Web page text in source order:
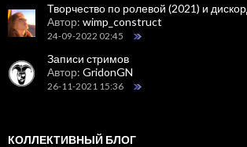
Творчество по ролевой (2021) и
Автор: wimp_construct
24-09-2022 02:45
Записи стримов
Автор: GridonGN
26-11-2021 15:36
КОЛЛЕКТИВНЫЙ БЛОГ